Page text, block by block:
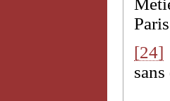
[24]